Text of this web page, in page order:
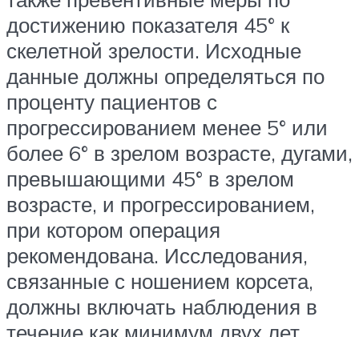
достижению показателя 45° к
скелетной зрелости. Исходные
данные должны определяться по
проценту пациентов с
прогрессированием менее 5° или
более 6° в зрелом возрасте, дугами,
превышающими 45° в зрелом
возрасте, и прогрессированием,
при котором операция
рекомендована. Исследования,
связанные с ношением корсета,
должны включать наблюдения в